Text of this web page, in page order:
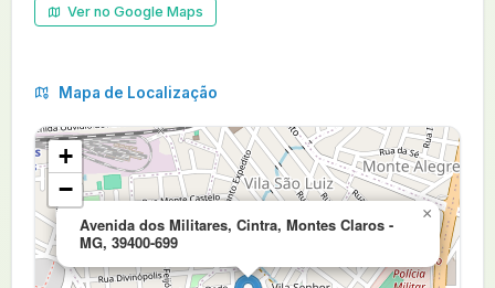
Ver no Google Maps
Mapa de Localização
Avenida dos Militares, Cintra, Montes Claros -
MG, 39400-699
×
+
−